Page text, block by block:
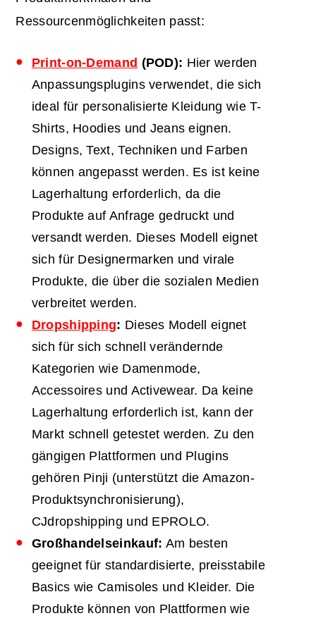
Ressourcenmöglichkeiten passt:
Print-on-Demand (POD): Hier werden
Anpassungsplugins verwendet, die sich
ideal für personalisierte Kleidung wie T-
Shirts, Hoodies und Jeans eignen.
Designs, Text, Techniken und Farben
können angepasst werden. Es ist keine
Lagerhaltung erforderlich, da die
Produkte auf Anfrage gedruckt und
versandt werden. Dieses Modell eignet
sich für Designermarken und virale
Produkte, die über die sozialen Medien
verbreitet werden.
Dropshipping: Dieses Modell eignet
sich für sich schnell verändernde
Kategorien wie Damenmode,
Accessoires und Activewear. Da keine
Lagerhaltung erforderlich ist, kann der
Markt schnell getestet werden. Zu den
gängigen Plattformen und Plugins
gehören Pinji (unterstützt die Amazon-
Produktsynchronisierung),
CJdropshipping und EPROLO.
Großhandelseinkauf: Am besten
geeignet für standardisierte, preisstabile
Basics wie Camisoles und Kleider. Die
Produkte können von Plattformen wie